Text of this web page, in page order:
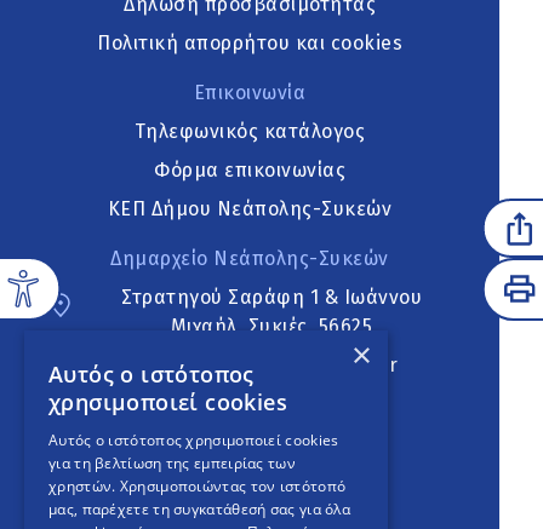
Δήλωση προσβασιμότητας
Πολιτική απορρήτου και cookies
Επικοινωνία
Τηλεφωνικός κατάλογος
Φόρμα επικοινωνίας
ΚΕΠ Δήμου Νεάπολης-Συκεών
Δημαρχείο Νεάπολης-Συκεών
Στρατηγού Σαράφη 1 & Ιωάννου
Μιχαήλ, Συκιές, 56625
neapoli.sykies@ddt.gov.gr
Ακολουθήστε
English Version
×
Αυτός ο ιστότοπος
χρησιμοποιεί cookies
Αυτός ο ιστότοπος χρησιμοποιεί cookies
για τη βελτίωση της εμπειρίας των
χρηστών. Χρησιμοποιώντας τον ιστότοπό
μας, παρέχετε τη συγκατάθεσή σας για όλα